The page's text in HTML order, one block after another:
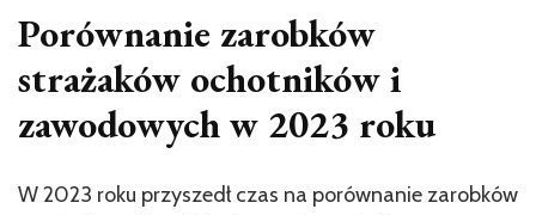
Porównanie zarobków
strażaków ochotników i
zawodowych w 2023 roku
W 2023 roku przyszedł czas na porównanie zarobków